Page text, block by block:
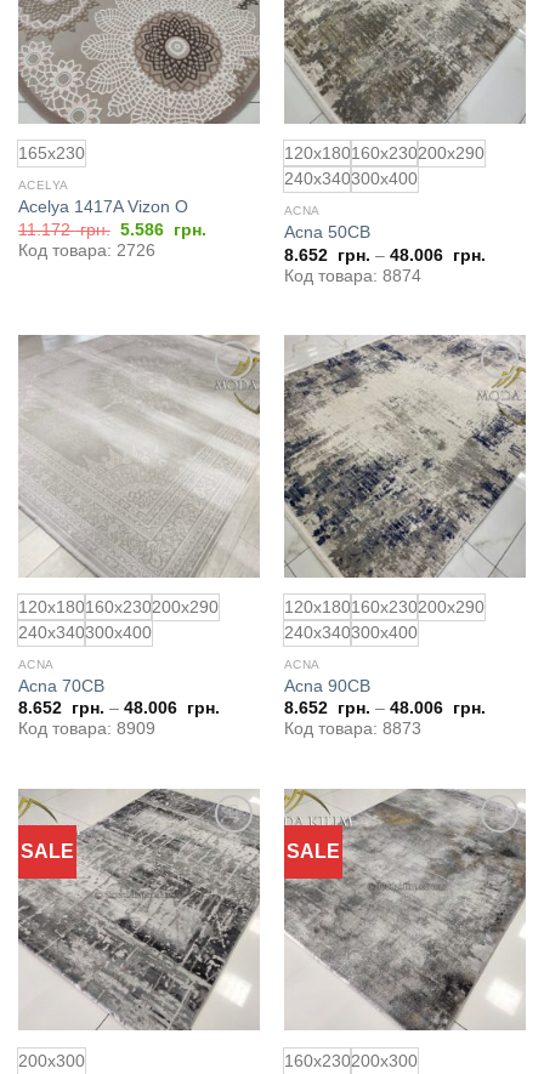
165x230
ACELYA
Acelya 1417A Vizon O
11.172грн. Первоначальная
цена
составляла
5.586 грн.
Код товара: 2726
120x180160x230200x290
240x340300x400
ACNA
Acna 50CB
8.652 грн. – 48.006 грн.
Код товара: 8874
Добавить
в
избранное
120x180160x230200x290
240x340300x400
ACNA
Acna 70CB
8.652 грн. – 48.006 грн.
Код товара: 8909
Добавить
в
избранное
120x180160x230200x290
240x340300x400
ACNA
Acna 90CB
8.652 грн. – 48.006 грн.
Код товара: 8873
SALE
Добавить
в
избранное
200x300
SALE
Добавить
в
избранное
160x230200x300